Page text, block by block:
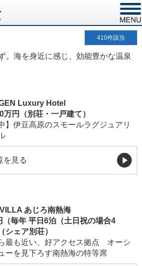
410件該当
。海を身近に感じ、効能豊かな温泉
Luxury Hotel
万円（別荘・一戸建て）
】伊豆高原のスモールラグジュアリ
を見る
あじろ南熱海
（毎年 平日6泊（土日祝の場合4
シェア別荘）
最も近い、好アクセス拠点 オーシ
ーを見下ろす南熱海の特等席